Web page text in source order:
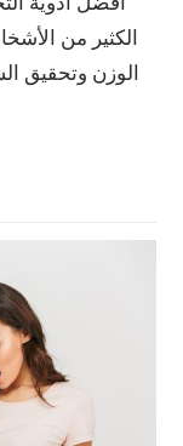
الكثير من
الوزن وتحقيق